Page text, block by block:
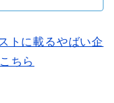
トに載るやばい企
ちら